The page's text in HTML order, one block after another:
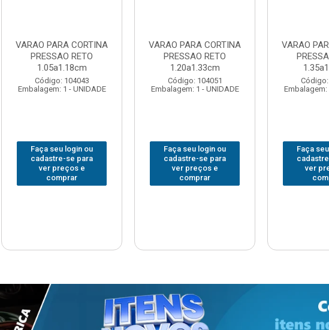
VARAO PARA CORTINA
PRESSAO RETO
1.20a1.33cm
Código: 104051
Embalagem: 1 - UNIDADE
Faça seu login ou
cadastre-se para
ver preços e
comprar
VARAO PARA CORTINA
PRESSAO RETO
1.35a1.48cm
Código: 104060
Embalagem: 1 - UNIDADE
Faça seu login ou
cadastre-se para
ver preços e
comprar
VARAO
Embalagem:
Faça
ver